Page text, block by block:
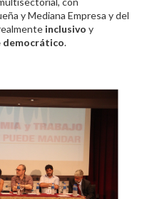
y Mediana Empresa y del
inclusivo y
democrático.